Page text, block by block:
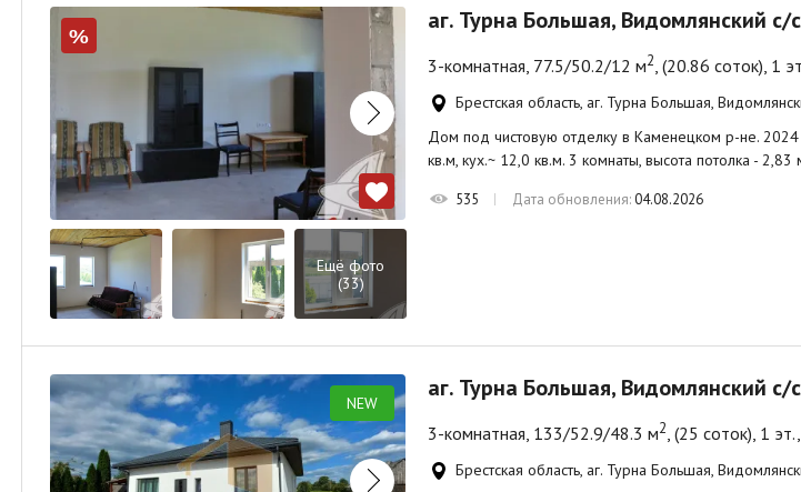
%
Ещё фото
(33)
аг. Турна Большая, Видомлянский с/с
3-комнатная, 77.5/50.2/12 м2, (20.86 соток), 1
Брестская область, аг. Турна Большая,
Дом под чистовую отделку в Каменецком р-не.
кв.м, кух.~ 12,0 кв.м. 3 комнаты, высота потолка -
535 Дата обновления:04.08.2026
NEW
аг. Турна Большая, Видомлянский с/с
3-комнатная, 133/52.9/48.3 м2, (25 соток), 1
Брестская область, аг. Турна Большая,